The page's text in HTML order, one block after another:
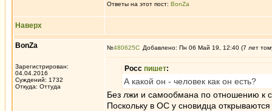
Ответы на этот пост: BonZa
Наверх
BonZa
Зарегистрирован:
04.04.2016
Суждений: 1732
Откуда: Oттyдa
№480625 Добавлено: Пн 06 Май 19, 12:40 (7 лет
Росс пишет:
А какой он - человек как он есть?
Без лжи и самообмана по отношению к
Поскольку в ОС у сновидца